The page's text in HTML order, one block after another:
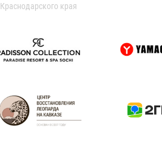
Краснодарского края